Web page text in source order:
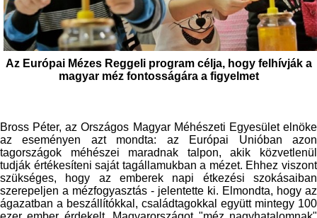
Az Európai Mézes Reggeli program célja, hogy felhívják a
magyar méz fontosságára a figyelmet
Bross Péter, az Országos Magyar Méhészeti Egyesület elnöke
az eseményen azt mondta: az Európai Unióban azon
tagországok méhészei maradnak talpon, akik közvetlenül
tudják értékesíteni saját tagállamukban a mézet. Ehhez viszont
szükséges, hogy az emberek napi étkezési szokásaiban
szerepeljen a mézfogyasztás - jelentette ki. Elmondta, hogy az
ágazatban a beszállítókkal, családtagokkal együtt mintegy 100